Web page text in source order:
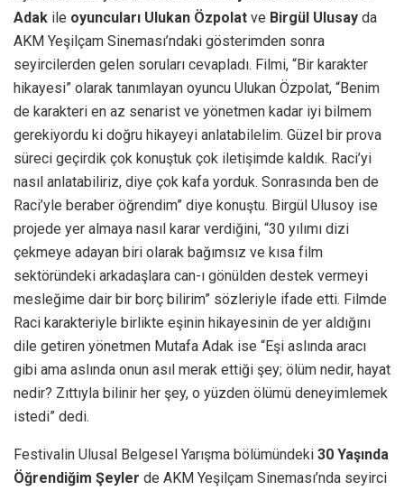
Adak ile oyuncuları Ulukan Özpolat ve Birgül Ulusay da
AKM Yeşilçam Sineması’ndaki gösterimden sonra
seyircilerden gelen soruları cevapladı. Filmi, “Bir karakter
hikayesi” olarak tanımlayan oyuncu Ulukan Özpolat, “Benim
de karakteri en az senarist ve yönetmen kadar iyi bilmem
gerekiyordu ki doğru hikayeyi anlatabilelim. Güzel bir prova
süreci geçirdik çok konuştuk çok iletişimde kaldık. Raci’yi
nasıl anlatabiliriz, diye çok kafa yorduk. Sonrasında ben de
Raci’yle beraber öğrendim” diye konuştu. Birgül Ulusoy ise
projede yer almaya nasıl karar verdiğini, “30 yılımı dizi
çekmeye adayan biri olarak bağımsız ve kısa film
sektöründeki arkadaşlara can-ı gönülden destek vermeyi
mesleğime dair bir borç bilirim” sözleriyle ifade etti. Filmde
Raci karakteriyle birlikte eşinin hikayesinin de yer aldığını
dile getiren yönetmen Mutafa Adak ise “Eşi aslında aracı
gibi ama aslında onun asıl merak ettiği şey; ölüm nedir, hayat
nedir? Zıttıyla bilinir her şey, o yüzden ölümü deneyimlemek
istedi” dedi.
Festivalin Ulusal Belgesel Yarışma bölümündeki 30 Yaşında
Öğrendiğim Şeyler de AKM Yeşilçam Sineması’nda seyirci